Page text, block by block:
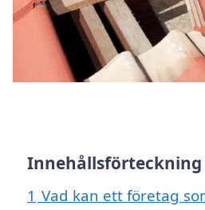
Innehållsförteckning
1 Vad kan ett företag